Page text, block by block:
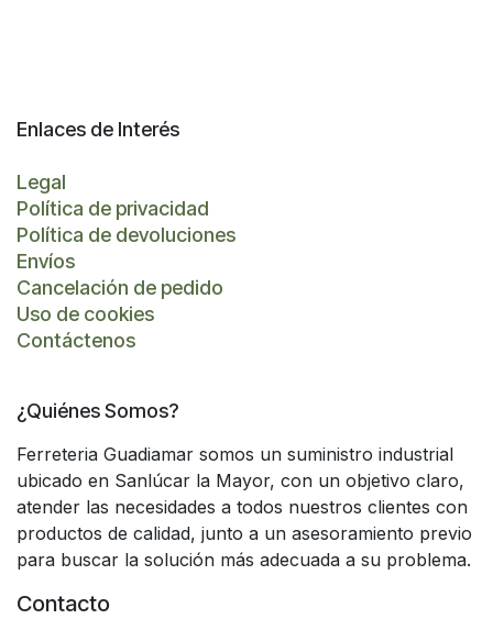
Enlaces de Interés
Legal
Política de privacidad
Política de devoluciones
Envíos
Cancelación de pedido
Uso de cookies
Contáctenos
¿Quiénes Somos?
Ferreteria Guadiamar somos un suministro industrial
ubicado en Sanlúcar la Mayor, con un objetivo claro,
atender las necesidades a todos nuestros clientes con
productos de calidad, junto a un asesoramiento previo
para buscar la solución más adecuada a su problema.
Contacto